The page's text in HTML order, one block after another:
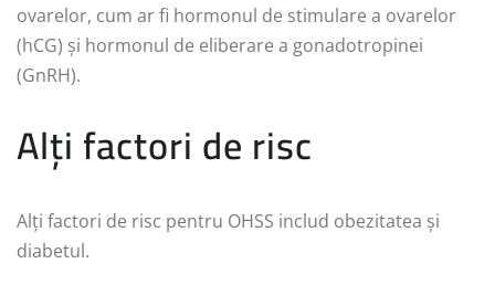
ovarelor, cum ar fi hormonul de stimulare a ovarelor
(hCG) și hormonul de eliberare a gonadotropinei
(GnRH).
Alți factori de risc
Alți factori de risc pentru OHSS includ obezitatea și
diabetul.